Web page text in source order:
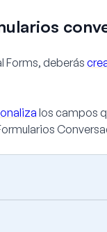
Forms, deberás
los campos